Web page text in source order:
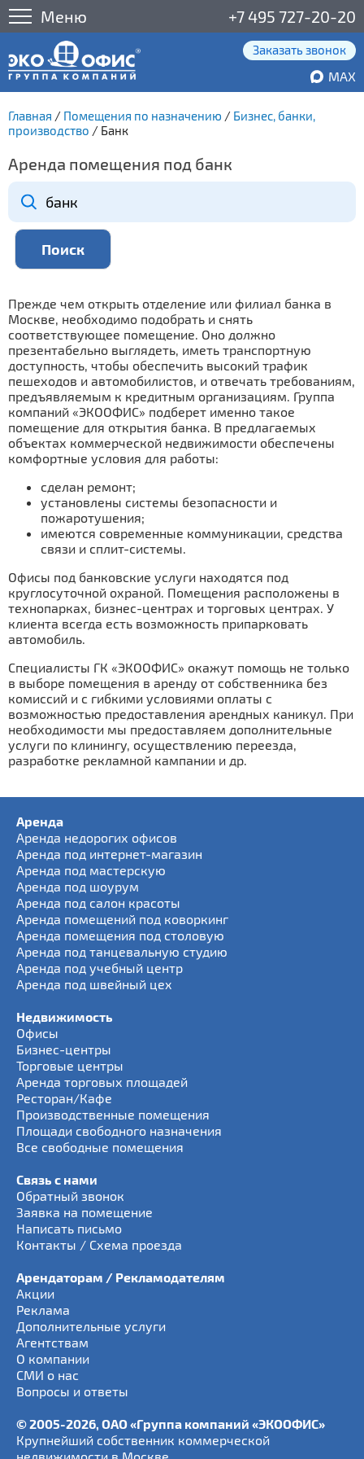
Меню +7 495 727-20-20
Заказать звонок
MAX
Главная / Помещения по назначению / Бизнес, банки,
производство / Банк
Аренда помещения под банк
Прежде чем открыть отделение или филиал банка в
Москве, необходимо подобрать и снять
соответствующее помещение. Оно должно
презентабельно выглядеть, иметь транспортную
доступность, чтобы обеспечить высокий трафик
пешеходов и автомобилистов, и отвечать требованиям,
предъявляемым к кредитным организациям. Группа
компаний «ЭКООФИС» подберет именно такое
помещение для открытия банка. В предлагаемых
объектах коммерческой недвижимости обеспечены
комфортные условия для работы:
сделан ремонт;
установлены системы безопасности и
пожаротушения;
имеются современные коммуникации, средства
связи и сплит-системы.
Офисы под банковские услуги находятся под
круглосуточной охраной. Помещения расположены в
технопарках, бизнес-центрах и торговых центрах. У
клиента всегда есть возможность припарковать
автомобиль.
Специалисты ГК «ЭКООФИС» окажут помощь не только
в выборе помещения в аренду от собственника без
комиссий и с гибкими условиями оплаты с
возможностью предоставления арендных каникул. При
необходимости мы предоставляем дополнительные
услуги по клинингу, осуществлению переезда,
разработке рекламной кампании и др.
Аренда
Аренда недорогих офисов
Аренда под интернет-магазин
Аренда под мастерскую
Аренда под шоурум
Аренда под салон красоты
Аренда помещений под коворкинг
Аренда помещения под столовую
Аренда под танцевальную студию
Аренда под учебный центр
Аренда под швейный цех
Недвижимость
Офисы
Бизнес-центры
Торговые центры
Аренда торговых площадей
Ресторан/Кафе
Производственные помещения
Площади свободного назначения
Все свободные помещения
Связь с нами
Обратный звонок
Заявка на помещение
Написать письмо
Контакты / Схема проезда
Арендаторам / Рекламодателям
Акции
Реклама
Дополнительные услуги
Агентствам
О компании
СМИ о нас
Вопросы и ответы
© 2005-2026, ОАО «Группа компаний «ЭКООФИС»
Крупнейший собственник коммерческой